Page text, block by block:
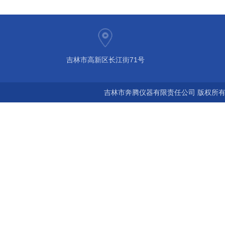
吉林市高新区长江街71号
吉林市奔腾仪器有限责任公司 版权所